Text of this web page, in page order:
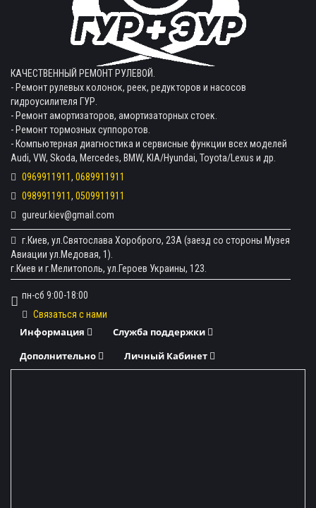
КАЧЕСТВЕННЫЙ РЕМОНТ РУЛЕВОЙ.
- Ремонт рулевых колонок, реек, редукторов и насосов
гидроусилителя ГУР.
- Ремонт амортизаторов, амортизаторных стоек.
- Ремонт тормозных суппоротов.
- Компьютерная диагностика и сервисные функции всех моделей
Audi, VW, Skoda, Mercedes, BMW, KIA/Hyundai, Toyota/Lexus и др.
0969911911, 0689911911
0989911911, 0509911911
gureur.kiev@gmail.com
г.Киев, ул.Святослава Хороброго, 23А (заезд со стороны Музея
Авиации ул.Медовая, 1).
г.Киев и г.Мелитополь, ул.Героев Украины, 123.
пн-сб 9:00-18:00
Связаться с нами
Информация
Служба поддержки
Дополнительно
Личный Кабинет